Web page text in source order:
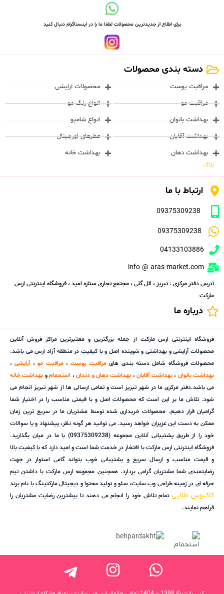
برای اطلاع از جدیدترین محصولات لطفا ما را در اینستاگرام دنبال کنید
دسته بندی محصولات
مراقبت پوست
مراقبت مو
بهداشت بانوان
بهداشت آقایان
بهداشت دهان
محصولات آرایشی
انواع رنگ مو
انواع شامپو
عطرهای اورجینال
بهداشت خانه
بلاگ
ارتباط با ما
09375309238
09375309238
04133103886
info @ aras-market.com
آدرس دفتر مرکزی : تبریز ، ائل گلی ، مجتمع تجاری ستاره امید ، فروشگاه اینترنتی ارس
مارکت
درباره ما
فروشگاه اینترنتی ارس مارکت از جمله بزرگترین و معتبرترین مراکز فروش آنلاین
محصولات آرایشی و بهداشتی و شوینده اصل و با کیفیتِ در منطقه آزاد ارس می باشد.
محصولات فروشگاه شامل دسته بندی هایمراقبت پوست،مراقبت مو،آرایشی،
بهداشت بانوان ،بهداشت آقایان، بهداشت دهان و دندان، استحمامو بهداشت خانه
می باشد.دفتر مرکزی ما در شهر تبریز است و تمامی ارسالی ها از شهر تبریز انجام می
شود. تلاش ما بر این است که محصولات اصل و با قیمتی مناسب را در اختیار شما
گرامیان قرار دهیم. محصولات خریداری شده توسط مشتریان ما در سریع ترین زمان
ممکن به دست این عزیزان خواهد رسید. می توانید هر گونه نظر، پیشنهاد و یا سوالات
خود را از طریق پشتیبانی آنلاین مجموعه (09375309238) با ما در میان بگذارید.
فروشگاه اینترنتی ارس مارکت با افتخار در خدمت شما است و امید دارد که با کیفیت بالا
و قیمت مناسب و ارسال سریع و پشتیبانی خوب بتواند گامی استوار در جهت
رضایتمندی شما مشتریان گرامی بردارد. همچنین مجموعه ارس مارکت با داشتن تیم
حرفه ای در زمینه طراحی وب سایت، سئو و تولید محتوا و دیجیتال مارکتینگ با نام برند
کاکتوس طلاییتمام تلاش خود را انجام می دهند تا بیشترین رضایت مشتریان را
فراهم نمایند.